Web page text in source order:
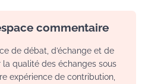
commentaire
de débat, d’échange et de
qualité des échanges sous
expérience de contribution,